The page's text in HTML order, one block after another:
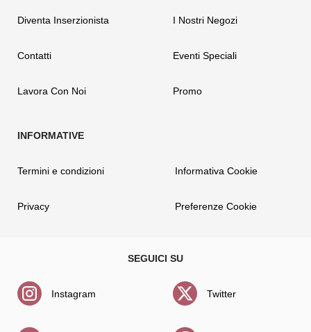
Diventa Inserzionista
Contatti
Lavora Con Noi
I Nostri Negozi
Eventi Speciali
Promo
Termini e condizioni
Privacy
Informativa Cookie
Preferenze Cookie
Instagram Twitter